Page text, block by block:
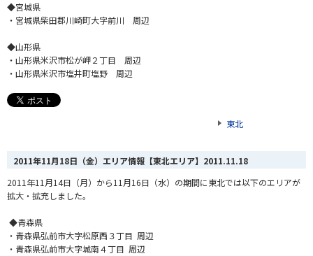
◆宮城県
・宮城県柴田郡川崎町大字前川 周辺
◆山形県
・山形県米沢市松が岬２丁目 周辺
・山形県米沢市塩井町塩野 周辺
東北
2011年11月18日（金）エリア情報【東北エリア】 2011.11.18
2011年11月14日（月）から11月16日（水）の期間に東北では以下のエリアが
拡大・拡充しました。
◆青森県
・青森県弘前市大字松原西３丁目 周辺
・青森県弘前市大字城南４丁目 周辺